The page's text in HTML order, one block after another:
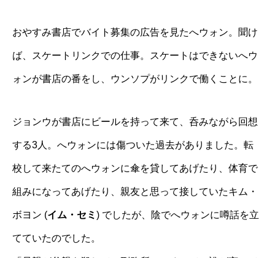
おやすみ書店でバイト募集の広告を見たへウォン。聞け
ば、スケートリンクでの仕事。スケートはできないへウ
ォンが書店の番をし、ウンソプがリンクで働くことに。
ジョンウが書店にビールを持って来て、呑みながら回想
する3人。へウォンには傷ついた過去がありました。転
校して来たてのへウォンに傘を貸してあげたり、体育で
組みになってあげたり、親友と思って接していたキム・
ボヨン (イム・セミ ) でしたが、陰でへウォンに噂話を立
てていたのでした。